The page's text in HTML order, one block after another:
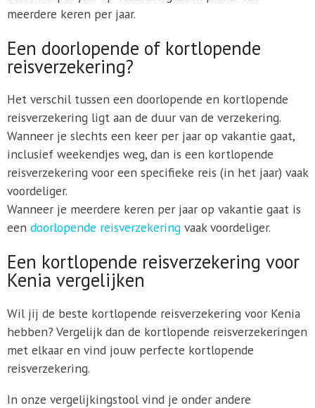
meerdere keren per jaar.
Een doorlopende of kortlopende
reisverzekering?
Het verschil tussen een doorlopende en kortlopende
reisverzekering ligt aan de duur van de verzekering.
Wanneer je slechts een keer per jaar op vakantie gaat,
inclusief weekendjes weg, dan is een kortlopende
reisverzekering voor een specifieke reis (in het jaar) vaak
voordeliger.
Wanneer je meerdere keren per jaar op vakantie gaat is
een doorlopende reisverzekeringvaak voordeliger.
Een kortlopende reisverzekering voor
Kenia vergelijken
Wil jij de beste kortlopende reisverzekering voor Kenia
hebben? Vergelijk dan de kortlopende reisverzekeringen
met elkaar en vind jouw perfecte kortlopende
reisverzekering.
In onze vergelijkingstool vind je onder andere